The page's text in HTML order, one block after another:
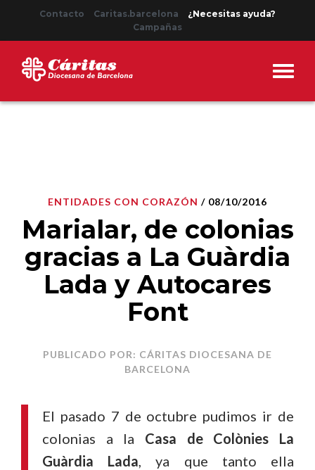
Contacto Caritas.barcelona
¿Necesitas ayuda?
Campañas
ENTIDADES CON CORAZÓN / 08/10/2016
Marialar, de colonias
gracias a La Guàrdia
Lada y Autocares
Font
PUBLICADO POR: CÁRITAS DIOCESANA DE
BARCELONA
El pasado 7 de octubre pudimos ir de
colonias a la Casa de Colònies La
Guàrdia Lada, ya que tanto ella